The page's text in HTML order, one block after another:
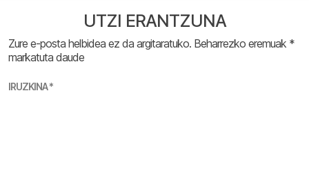
UTZI ERANTZUNA
Zure e-posta helbidea ez da argitaratuko. Beharrezko eremuak *
markatuta daude
IRUZKINA*